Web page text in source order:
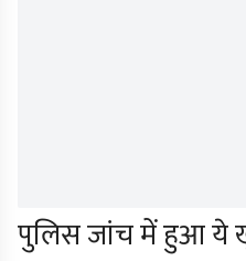
पुलिस जांच में हुआ ये